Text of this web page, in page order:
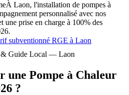
À Laon, l'installation de pompes à
personnalisé avec nos
une prise en charge à 100% des
subventionné RGE à Laon
& Guide Local — Laon
une Pompe à Chaleur
?